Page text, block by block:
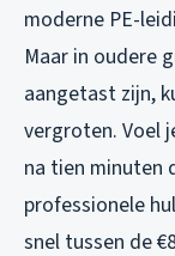
moderne PE-
Maar in oudere
aangetast zijn,
vergroten. Voel
na tien minuten
professionele
snel tussen de